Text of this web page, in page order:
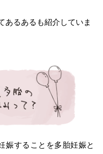
あるあるも紹介していま
娠することを多胎妊娠と